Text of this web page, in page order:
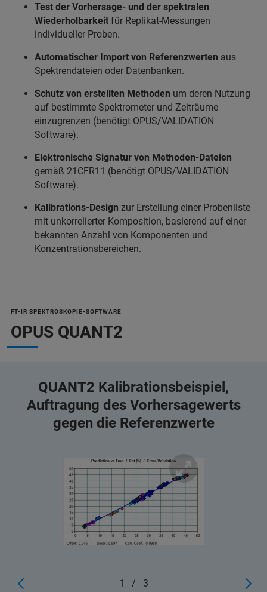
Test der Vorhersage- und der spektralen
Wiederholbarkeit für Replikat-Messungen
individueller Proben.
Automatischer Import von Referenzwerten aus
Spektrendateien oder Datenbanken.
Schutz von erstellten Methoden um deren Nutzung
auf bestimmte Spektrometer und Zeiträume
einzugrenzen (benötigt OPUS/VALIDATION
Software).
Elektronische Signatur von Methoden-Dateien
gemäß 21CFR11 (benötigt OPUS/VALIDATION
Software).
Kalibrations-Design zur Erstellung einer Probenliste
mit unkorrelierter Komposition, basierend auf einer
bekannten Anzahl von Komponenten und
Konzentrationsbereichen.
FT-IR SPEKTROSKOPIE-SOFTWARE
OPUS QUANT2
QUANT2 Kalibrationsbeispiel,
Auftragung des Vorhersagewerts
gegen die Referenzwerte
1 / 3